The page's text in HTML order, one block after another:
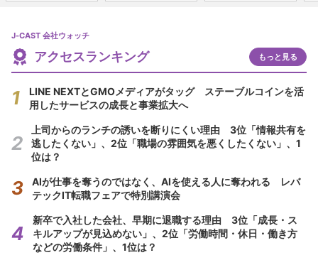
J-CAST 会社ウォッチ
アクセスランキング もっと見る
LINE NEXTとGMOメディアがタッグ ステーブルコインを活
用したサービスの成長と事業拡大へ
上司からのランチの誘いを断りにくい理由 3位「情報共有を
逃したくない」、2位「職場の雰囲気を悪くしたくない」、1
位は？
AIが仕事を奪うのではなく、AIを使える人に奪われる レバ
テックIT転職フェアで特別講演会
新卒で入社した会社、早期に退職する理由 3位「成長・ス
キルアップが見込めない」、2位「労働時間・休日・働き方
などの労働条件」、1位は？